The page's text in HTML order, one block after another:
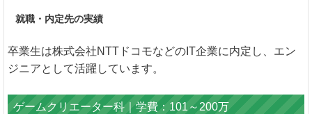
就職・内定先の実績
卒業生は株式会社NTTドコモなどのIT企業に内定し、エン
ジニアとして活躍しています。
ゲームクリエーター科｜学費：101～200万